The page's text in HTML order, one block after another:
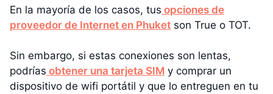
En la mayoría de los casos, tus opciones de
proveedor de Internet en Phuket son True o TOT.
Sin embargo, si estas conexiones son lentas,
podrías obtener una tarjeta SIM y comprar un
dispositivo de wifi portátil y que lo entreguen en tu